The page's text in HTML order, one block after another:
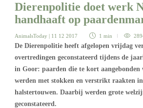
Dierenpolitie doet werk
handhaaft op
AnimalsToday | 11 12 2017 1 min
De Dierenpolitie heeft afgelopen vrijdag
overtredingen geconstateerd tijdens de
in Goor: paarden die te kort aangebonden
werden met stokken en verstrikt raakten
halstertouwen. Daarbij werden grote
geconstateerd.